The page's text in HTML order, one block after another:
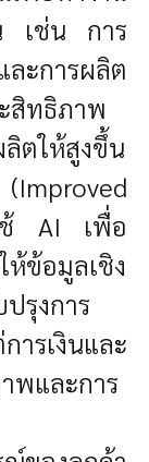
เช่น การ
ะการผลิต
สิทธิภาพ
ตให้สูงขึ้น
ช้ AI เพื่อ
ห้ข้อมูลเชิง
รุงการ
ารเงินและ
พและการ